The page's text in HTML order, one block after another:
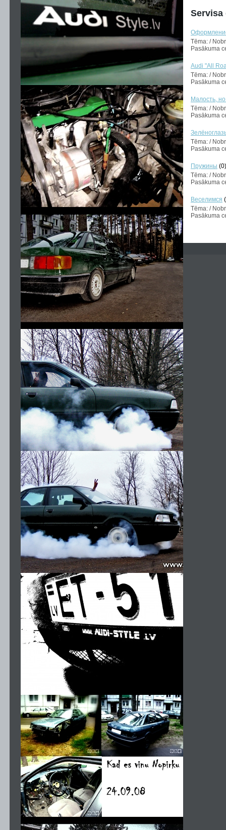
Servisa
Tēma: /
Pasākuma
Audi "All
Tēma: /
Pasākuma
Малость,
Tēma: /
Pasākuma
Tēma: /
Pasākuma
Пружины (0)
Tēma: /
Pasākuma
Веселимся
Tēma: /
Pasākuma